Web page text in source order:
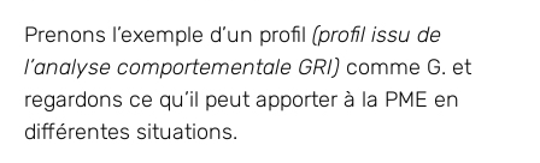
Prenons l’exemple d’un profil (profil issu de
l’analyse comportementale GRI) comme G. et
regardons ce qu’il peut apporter à la PME en
différentes situations.